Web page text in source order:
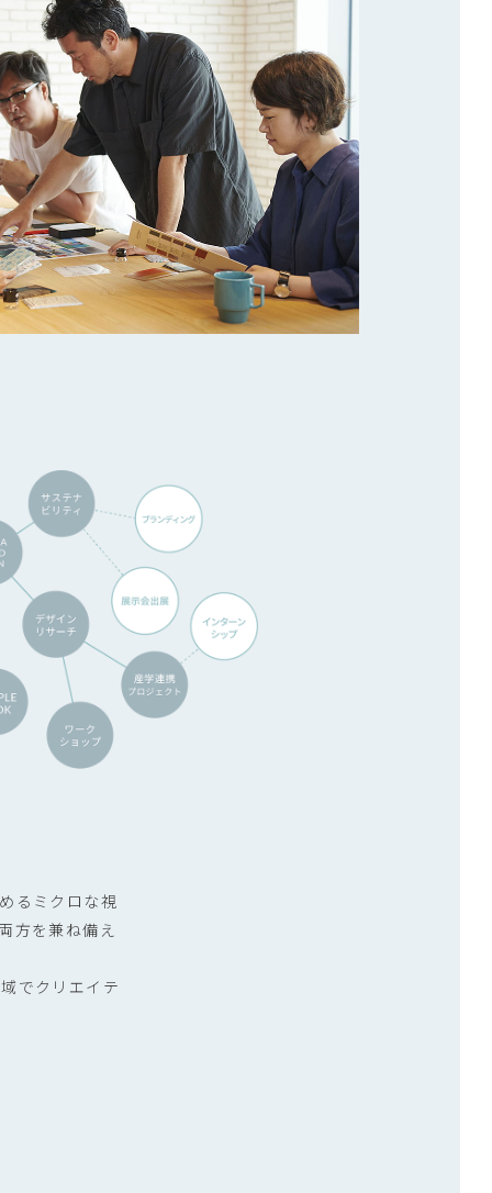
るミクロな視
方を兼ね備え
でクリエイテ